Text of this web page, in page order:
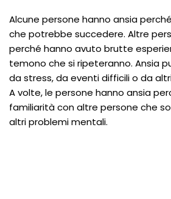
Alcune persone hanno ansia
che potrebbe succedere. Altre
perché hanno avuto brutte
temono che si ripeteranno. Ansia
da stress, da eventi difficili o da
A volte, le persone hanno ansia
familiarità con altre persone che
altri problemi mentali.